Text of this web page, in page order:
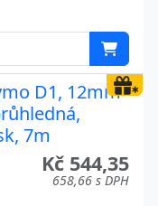
D1, 12mm
7m
Kč 544,35
658,66 s DPH